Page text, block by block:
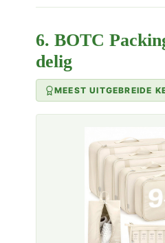
6. BOTC
delig
MEEST UITGEBREIDE